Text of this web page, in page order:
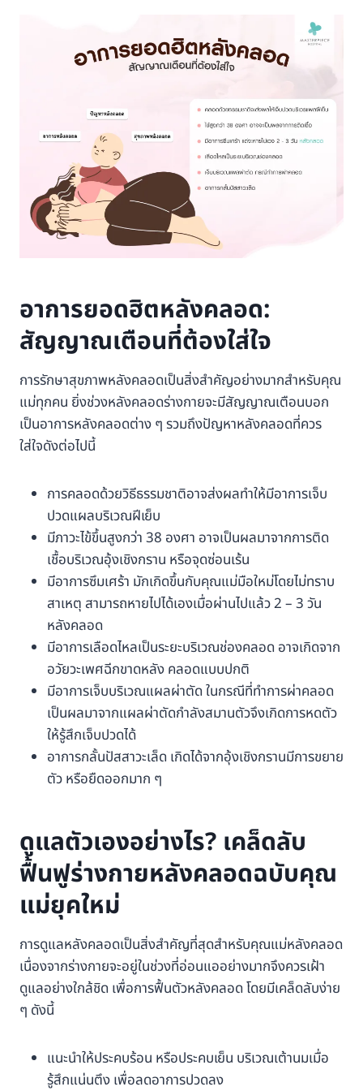
อาการยอดฮิตหลังคลอด:
สัญญาณเตือนที่ต้องใส่ใจ
การรักษาสุขภาพหลังคลอดเป็นสิ่งสำคัญอย่างมากสำหรับคุณ
แม่ทุกคน ยิ่งช่วงหลังคลอดร่างกายจะมีสัญญาณเตือนบอก
เป็นอาการหลังคลอดต่าง ๆ รวมถึงปัญหาหลังคลอดที่ควร
ใส่ใจดังต่อไปนี้
การคลอดด้วยวิธีธรรมชาติอาจส่งผลทำให้มีอาการเจ็บ
ปวดแผลบริเวณฝีเย็บ
มีภาวะไข้ขึ้นสูงกว่า 38 องศา อาจเป็นผลมาจากการติด
เชื้อบริเวณอุ้งเชิงกราน หรือจุดซ่อนเร้น
มีอาการซึมเศร้า มักเกิดขึ้นกับคุณแม่มือใหม่โดยไม่ทราบ
สาเหตุ สามารถหายไปได้เองเมื่อผ่านไปแล้ว 2 – 3 วัน
หลังคลอด
มีอาการเลือดไหลเป็นระยะบริเวณช่องคลอด อาจเกิดจาก
อวัยวะเพศฉีกขาดหลัง คลอดแบบปกติ
มีอาการเจ็บบริเวณแผลผ่าตัด ในกรณีที่ทำการผ่าคลอด
เป็นผลมาจากแผลผ่าตัดกำลังสมานตัวจึงเกิดการหดตัว
ให้รู้สึกเจ็บปวดได้
อาการกลั้นปัสสาวะเล็ด เกิดได้จากอุ้งเชิงกรานมีการขยาย
ตัว หรือยืดออกมาก ๆ
ดูแลตัวเองอย่างไร? เคล็ดลับ
ฟื้นฟูร่างกายหลังคลอดฉบับคุณ
แม่ยุคใหม่
การดูแลหลังคลอดเป็นสิ่งสำคัญที่สุดสำหรับคุณแม่หลังคลอด
เนื่องจากร่างกายจะอยู่ในช่วงที่อ่อนแออย่างมากจึงควรเฝ้า
ดูแลอย่างใกล้ชิด เพื่อการฟื้นตัวหลังคลอด โดยมีเคล็ดลับง่าย
ๆ ดังนี้
แนะนำให้ประคบร้อน หรือประคบเย็น บริเวณเต้านมเมื่อ
รู้สึกแน่นตึง เพื่อลดอาการปวดลง